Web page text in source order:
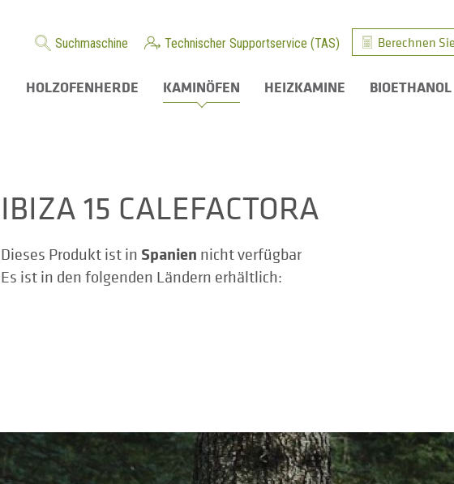
Suchmaschine Technischer Supportservice (TAS) Berechnen
HOLZOFENHERDE KAMINÖFEN HEIZKAMINE BIOETHANOL
IBIZA 15 CALEFACTORA
Dieses Produkt ist in Spanien nicht verfügbar
Es ist in den folgenden Ländern erhältlich: